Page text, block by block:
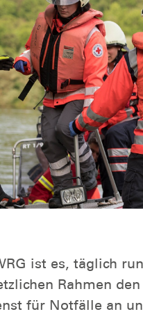
ist es, täglich
Rahmen den
für Notfälle an